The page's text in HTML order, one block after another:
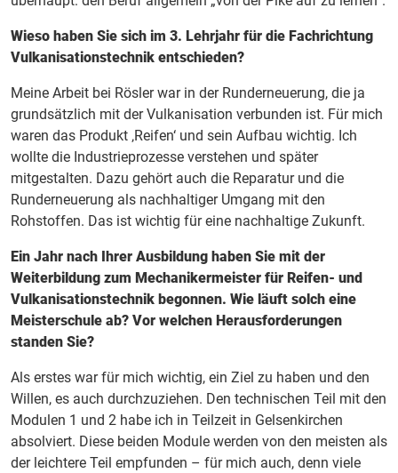
Wieso haben Sie sich im 3. Lehrjahr für die Fachrichtung
Vulkanisationstechnik entschieden?
Meine Arbeit bei Rösler war in der Runderneuerung, die ja
grundsätzlich mit der Vulkanisation verbunden ist. Für mich
waren das Produkt ‚Reifen‘ und sein Aufbau wichtig. Ich
wollte die Industrieprozesse verstehen und später
mitgestalten. Dazu gehört auch die Reparatur und die
Runderneuerung als nachhaltiger Umgang mit den
Rohstoffen. Das ist wichtig für eine nachhaltige Zukunft.
Ein Jahr nach Ihrer Ausbildung haben Sie mit der
Weiterbildung zum Mechanikermeister für Reifen- und
Vulkanisationstechnik begonnen. Wie läuft solch eine
Meisterschule ab? Vor welchen Herausforderungen
standen Sie?
Als erstes war für mich wichtig, ein Ziel zu haben und den
Willen, es auch durchzuziehen. Den technischen Teil mit den
Modulen 1 und 2 habe ich in Teilzeit in Gelsenkirchen
absolviert. Diese beiden Module werden von den meisten als
der leichtere Teil empfunden – für mich auch, denn viele